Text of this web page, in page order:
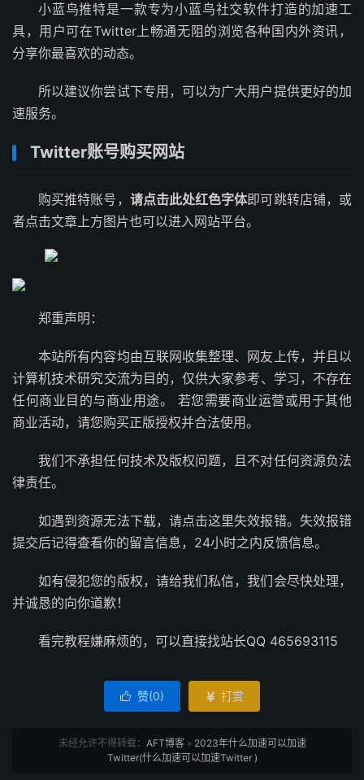
小蓝鸟推特是一款专为小蓝鸟社交软件打造的加速工
具，用户可在Twitter上畅通无阻的浏览各种国内外资讯，
分享你最喜欢的动态。
所以建议你尝试下专用，可以为广大用户提供更好的加
速服务。
Twitter账号购买网站
购买推特账号， 请点击此处红色字体即可跳转店铺，或
者点击文章上方图片也可以进入网站平台。
郑重声明：
本站所有内容均由互联网收集整理、网友上传，并且以
计算机技术研究交流为目的，仅供大家参考、学习，不存在
任何商业目的与商业用途。 若您需要商业运营或用于其他
商业活动，请您购买正版授权并合法使用。
我们不承担任何技术及版权问题，且不对任何资源负法
律责任。
如遇到资源无法下载，请点击这里失效报错。失效报错
提交后记得查看你的留言信息，24小时之内反馈信息。
如有侵犯您的版权，请给我们私信，我们会尽快处理，
并诚恳的向你道歉！
看完教程嫌麻烦的，可以直接找站长QQ 465693115
 赞(0)  打赏
未经允许不得转载： AFT博客» 2023年什么加速可以加速
Twitter(什么加速可以加速Twitter )